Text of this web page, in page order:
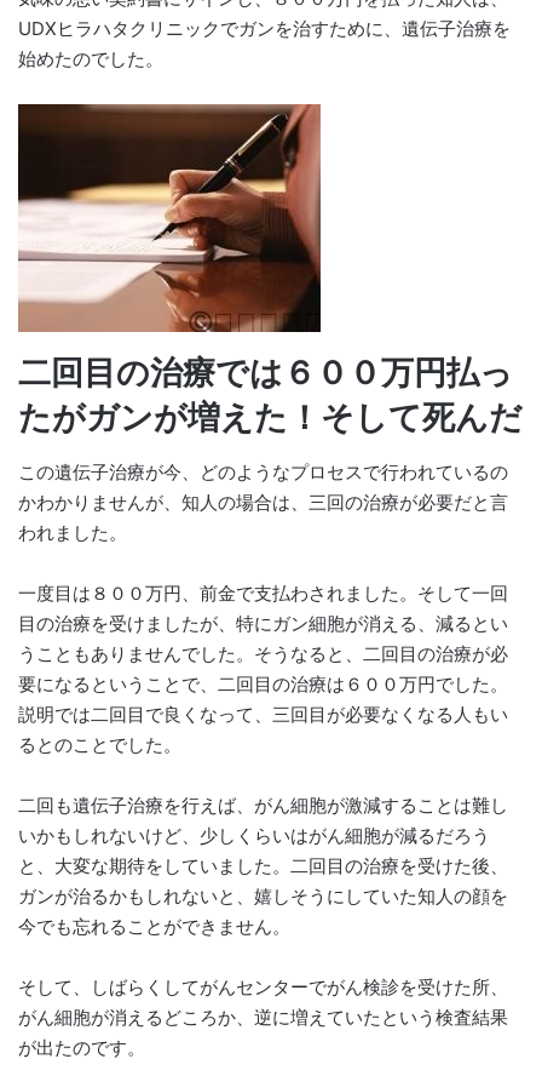
UDXヒラハタクリニックでガンを治すために、遺伝子治療を
始めたのでした。
二回目の治療では６００万円払っ
たがガンが増えた！そして死んだ
この遺伝子治療が今、どのようなプロセスで行われているの
かわかりませんが、知人の場合は、三回の治療が必要だと言
われました。
一度目は８００万円、前金で支払わされました。そして一回
目の治療を受けましたが、特にガン細胞が消える、減るとい
うこともありませんでした。そうなると、二回目の治療が必
要になるということで、二回目の治療は６００万円でした。
説明では二回目で良くなって、三回目が必要なくなる人もい
るとのことでした。
二回も遺伝子治療を行えば、がん細胞が激減することは難し
いかもしれないけど、少しくらいはがん細胞が減るだろう
と、大変な期待をしていました。二回目の治療を受けた後、
ガンが治るかもしれないと、嬉しそうにしていた知人の顔を
今でも忘れることができません。
そして、しばらくしてがんセンターでがん検診を受けた所、
がん細胞が消えるどころか、逆に増えていたという検査結果
が出たのです。